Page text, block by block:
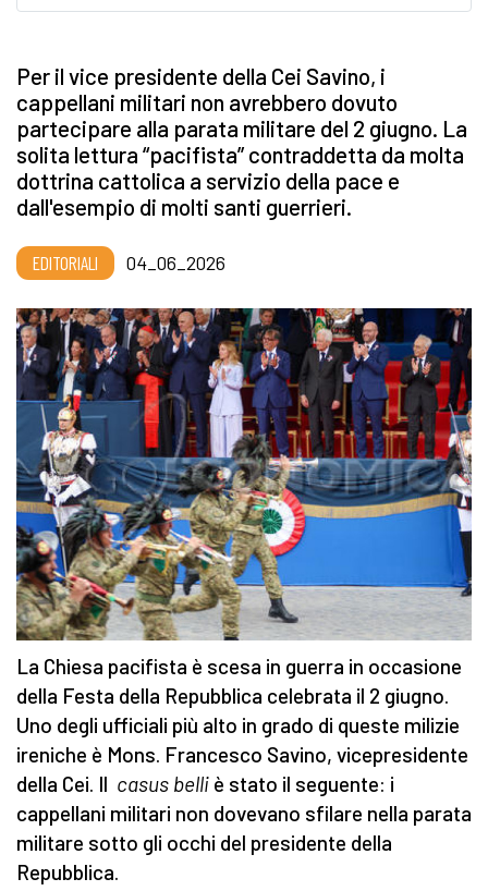
Per il vice presidente della Cei Savino, i
cappellani militari non avrebbero dovuto
partecipare alla parata militare del 2 giugno. La
solita lettura “pacifista” contraddetta da molta
dottrina cattolica a servizio della pace e
dall'esempio di molti santi guerrieri.
EDITORIALI 04_06_2026
La Chiesa pacifista è scesa in guerra in occasione
della Festa della Repubblica celebrata il 2 giugno.
Uno degli ufficiali più alto in grado di queste milizie
ireniche è Mons. Francesco Savino, vicepresidente
della Cei. Il casus belli è stato il seguente: i
cappellani militari non dovevano sfilare nella parata
militare sotto gli occhi del presidente della
Repubblica.